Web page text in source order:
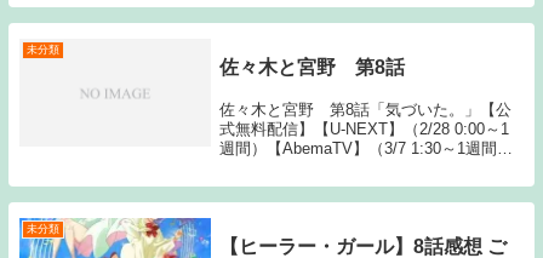
未分類
佐々木と宮野 第8話
佐々木と宮野 第8話「気づいた。」【公
式無料配信】【U-NEXT】（2/28 0:00～1
週間）【AbemaTV】（3/7 1:30～1週間）
配信】【U-NEXT】 【Hulu】 【Abem...
未分類
【ヒーラー・ガール】8話感想 ご